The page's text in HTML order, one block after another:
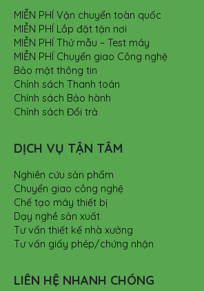
MIỄN PHÍ Vận chuyển toàn quốc
MIỄN PHÍ Lắp đặt tận nơi
MIỄN PHÍ Thử mẫu – Test máy
MIỄN PHÍ Chuyển giao Công nghệ
Bảo mật thông tin
Chính sách Thanh toán
Chính sách Bảo hành
Chính sách Đổi trả
DỊCH VỤ TẬN TÂM
Nghiên cứu sản phẩm
Chuyển giao công nghệ
Chế tạo máy thiết bị
Dạy nghề sản xuất
Tư vấn thiết kế nhà xưởng
Tư vấn giấy phép/chứng nhận
LIÊN HỆ NHANH CHÓNG